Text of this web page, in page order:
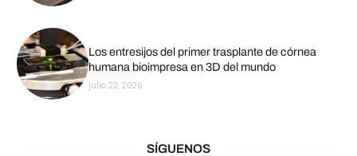
Los entresijos del primer trasplante de córnea
humana bioimpresa en 3D del mundo
julio 22, 2026
SÍGUENOS